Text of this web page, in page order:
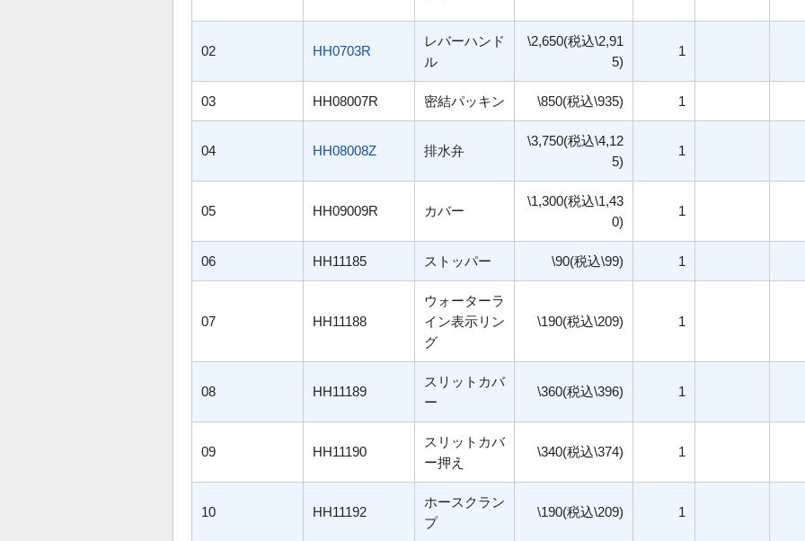
02 HH0703R
レバーハンド
ル
\2,650(税込\2,91
5)
1
03 HH08007R 密結パッキン \850(税込\935) 1
04 HH08008Z 排水弁
\3,750(税込\4,12
5)
1
05 HH09009R カバー
\1,300(税込\1,43
0)
1
06 HH11185 ストッパー \90(税込\99) 1
07 HH11188
ウォーターラ
イン表示リン
グ
\190(税込\209) 1
08 HH11189
スリットカバ
ー
\360(税込\396) 1
09 HH11190
スリットカバ
ー押え
\340(税込\374) 1
10 HH11192
ホースクラン
プ
\190(税込\209) 1